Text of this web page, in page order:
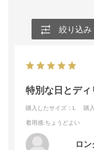
絞り込み
特別な日とディ
購入したサイズ：L 購
着用感:ちょうどよい
ロン